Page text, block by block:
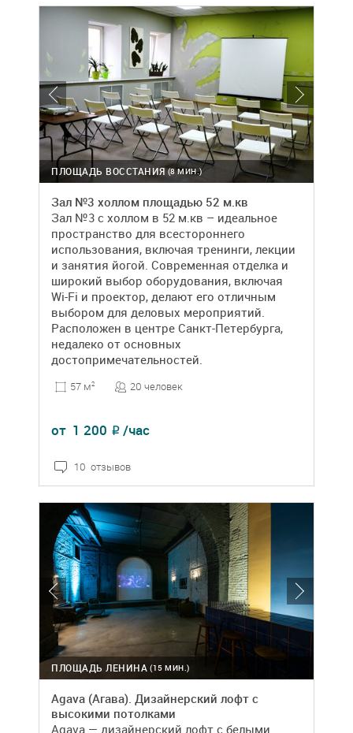
(8 МИН.)
ПЛОЩАДЬ ВОССТАНИЯ
Зал №3 холлом площадью 52 м.кв
Зал №3 с холлом в 52 м.кв – идеальное
пространство для всестороннего
использования, включая тренинги, лекции
и занятия йогой. Современная отделка и
широкий выбор оборудования, включая
Wi-Fi и проектор, делают его отличным
выбором для деловых мероприятий.
Расположен в центре Санкт-Петербурга,
недалеко от основных
достопримечательностей.
57 м2 20 человек
от 1 200 ₽ /час
10 отзывов
(15 МИН.)
ПЛОЩАДЬ ЛЕНИНА
Agava (Агава). Дизайнерский лофт с
высокими потолками
Agava — дизайнерский лофт с белыми